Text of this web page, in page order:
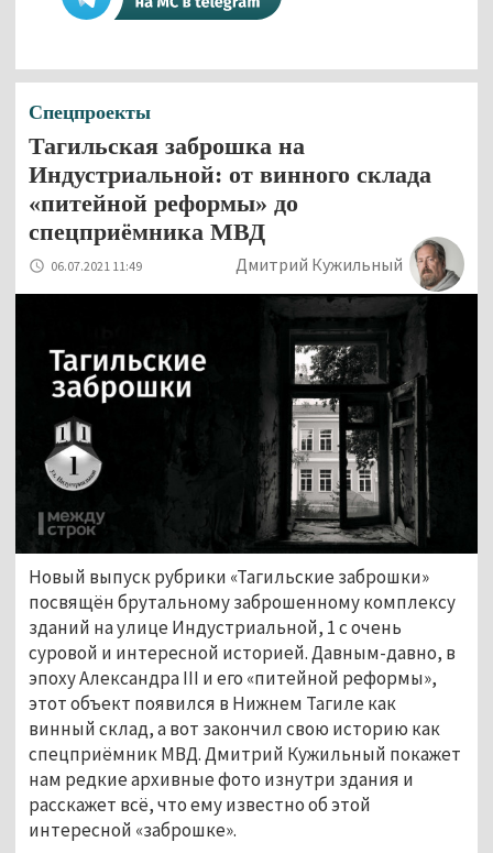
Спецпроекты
Тагильская заброшка на
Индустриальной: от винного склада
«питейной реформы» до
спецприёмника МВД
06.07.2021 11:49 Дмитрий Кужильный
Новый выпуск рубрики «Тагильские заброшки»
посвящён брутальному заброшенному комплексу
зданий на улице Индустриальной, 1 с очень
суровой и интересной историей. Давным-давно, в
эпоху Александра III и его «питейной реформы»,
этот объект появился в Нижнем Тагиле как
винный склад, а вот закончил свою историю как
спецприёмник МВД. Дмитрий Кужильный покажет
нам редкие архивные фото изнутри здания и
расскажет всё, что ему известно об этой
интересной «заброшке».